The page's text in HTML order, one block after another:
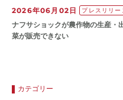
2026年06月02日 プレスリリー
ナフサショックが農作物の⽣産・
菜が販売できない
カテゴリー